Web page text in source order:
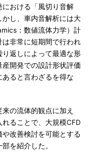
おける「風切り音解
し、車内音解析には大
：数値流体力学）計
非常に短期間で行われ
返しによって最適な形
開発での設計形状評価
ると言わざるを得な
の流体的観点に加え
ることで、大規模CFD
改善検討を可能とする
を紹介した。